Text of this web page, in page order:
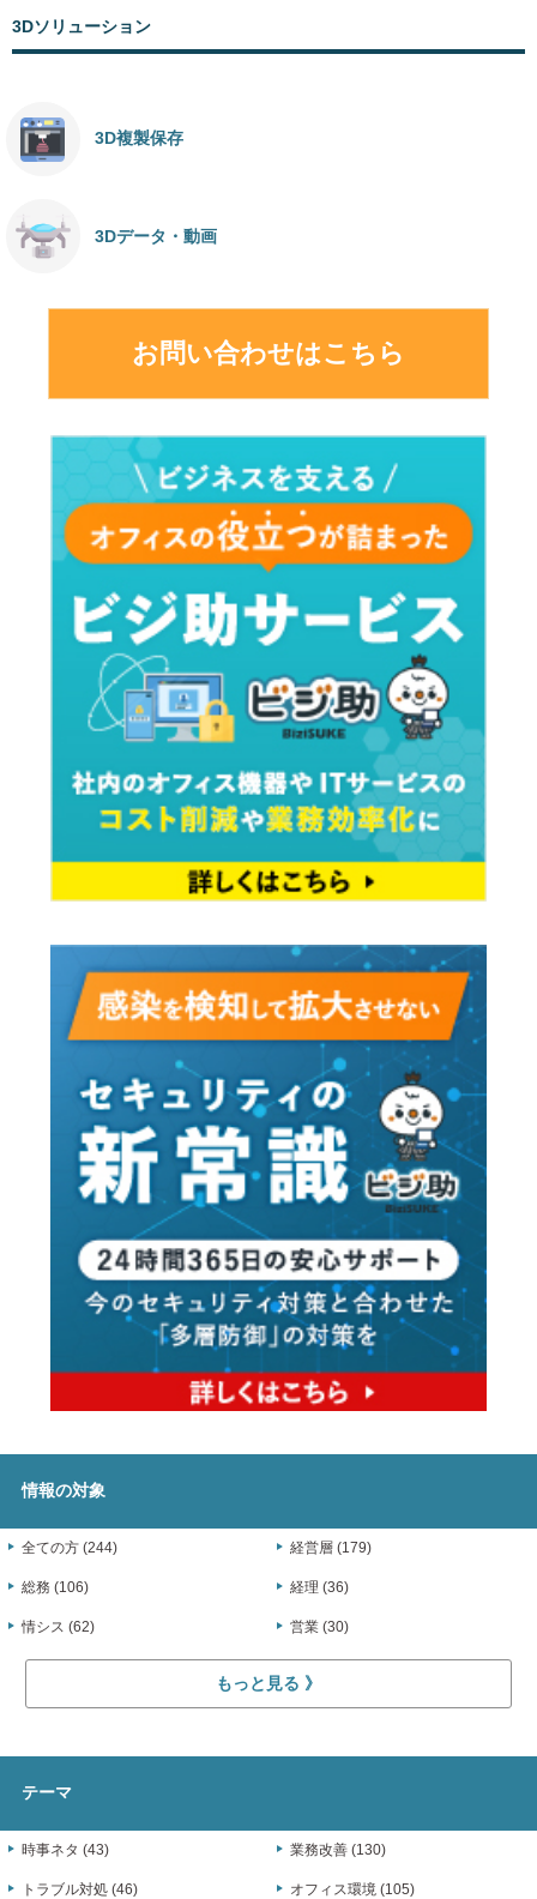
3Dソリューション
3D複製保存
3Dデータ・動画
お問い合わせはこちら
情報の対象
全ての方 (244) 経営層 (179)
総務 (106) 経理 (36)
情シス (62) 営業 (30)
もっと見る
テーマ
時事ネタ (43) 業務改善 (130)
トラブル対処 (46) オフィス環境 (105)